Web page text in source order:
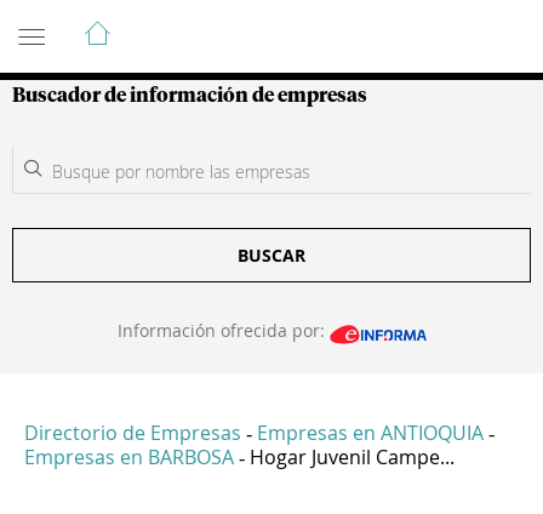
Guía de Empresas Colombianas
Buscador de información de empresas
BUSCAR
Información ofrecida por:
Directorio de Empresas - Empresas en ANTIOQUIA -
Empresas en BARBOSA - Hogar Juvenil Campe...